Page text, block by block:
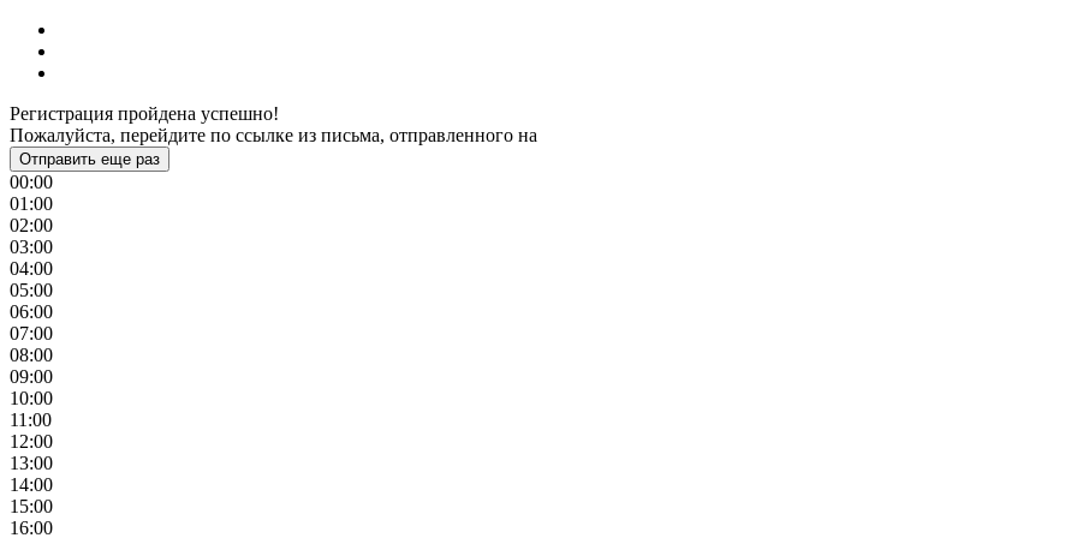
Регистрация пройдена успешно!
Пожалуйста, перейдите по ссылке из письма, отправленного на
Отправить еще раз
00:00
01:00
02:00
03:00
04:00
05:00
06:00
07:00
08:00
09:00
10:00
11:00
12:00
13:00
14:00
15:00
16:00